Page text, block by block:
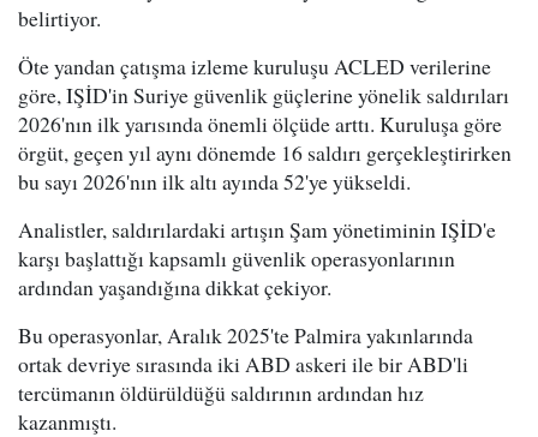
belirtiyor.
Öte yandan çatışma izleme kuruluşu ACLED verilerine
göre, IŞİD'in Suriye güvenlik güçlerine yönelik saldırıları
2026'nın ilk yarısında önemli ölçüde arttı. Kuruluşa göre
örgüt, geçen yıl aynı dönemde 16 saldırı gerçekleştirirken
bu sayı 2026'nın ilk altı ayında 52'ye yükseldi.
Analistler, saldırılardaki artışın Şam yönetiminin IŞİD'e
karşı başlattığı kapsamlı güvenlik operasyonlarının
ardından yaşandığına dikkat çekiyor.
Bu operasyonlar, Aralık 2025'te Palmira yakınlarında
ortak devriye sırasında iki ABD askeri ile bir ABD'li
tercümanın öldürüldüğü saldırının ardından hız
kazanmıştı.